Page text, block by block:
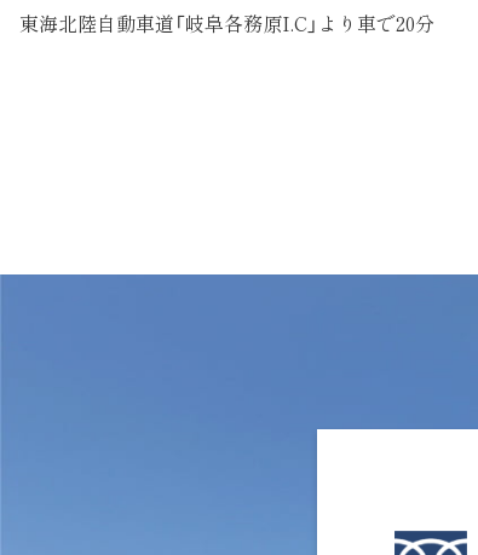
東海北陸自動車道「岐阜各務原I.C」より車で20分